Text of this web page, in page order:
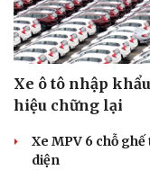
Xe ô tô nhập
hiệu chững lại
Xe MPV 6 chỗ
diện